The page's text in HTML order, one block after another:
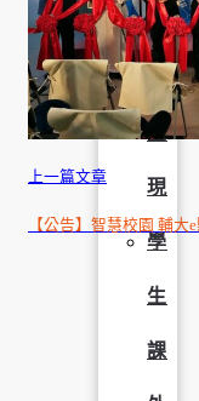
成
果
呈
現
學
生
課
上一篇文章
【公告】智慧校園 輔大